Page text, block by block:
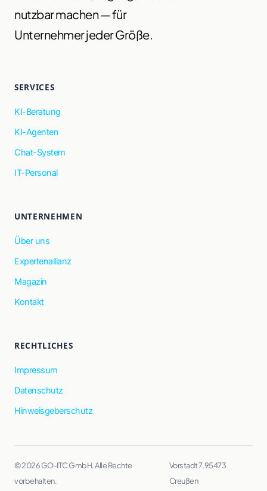
nutzbar machen — für
Unternehmer jeder Größe.
SERVICES
KI-Beratung
KI-Agenten
Chat-System
IT-Personal
UNTERNEHMEN
Über uns
Expertenallianz
Magazin
Kontakt
RECHTLICHES
Impressum
Datenschutz
Hinweisgeberschutz
© 2026 GO-ITC GmbH. Alle Rechte
vorbehalten.
Vorstadt 7, 95473
Creußen